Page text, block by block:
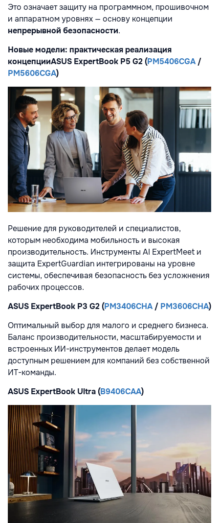
Это означает защиту на программном, прошивочном
и аппаратном уровнях — основу концепции
непрерывной безопасности.
Новые модели: практическая реализация
концепцииASUS ExpertBook P5 G2 (PM5406CGA/
PM5606CGA)
Решение для руководителей и специалистов,
которым необходима мобильность и высокая
производительность. Инструменты AI ExpertMeet и
защита ExpertGuardian интегрированы на уровне
системы, обеспечивая безопасность без усложнения
рабочих процессов.
ASUS ExpertBook P3 G2 (PM3406CHA/ PM3606CHA)
Оптимальный выбор для малого и среднего бизнеса.
Баланс производительности, масштабируемости и
встроенных ИИ-инструментов делает модель
доступным решением для компаний без собственной
ИТ-команды.
ASUS ExpertBook Ultra (B9406CAA)